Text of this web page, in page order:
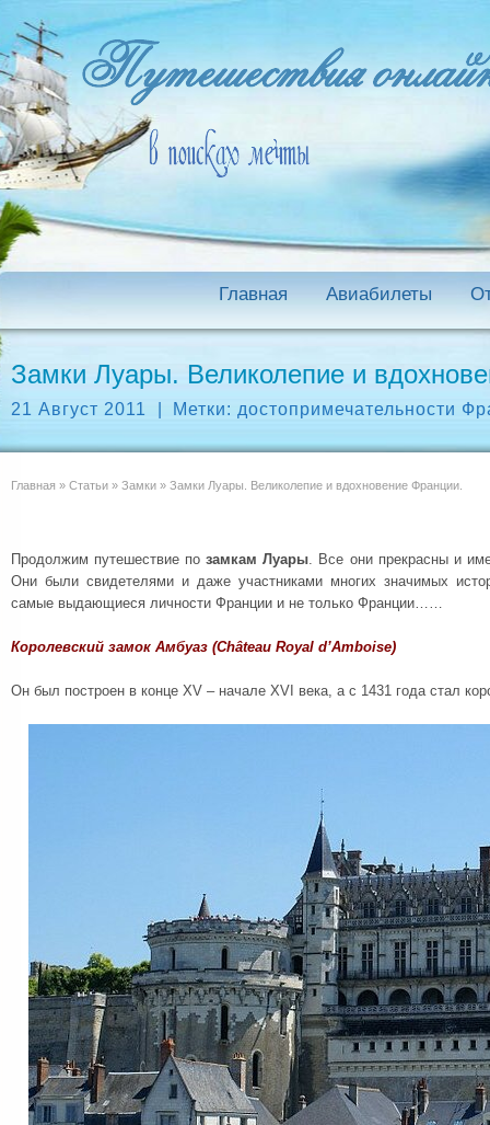
Главная Авиабилеты
Замки Луары. Великолепие и
21 Август 2011 Метки: достопримечательности
Главная » Статьи » Замки » Замки Луары. Великолепие и вдохновение Франции.
Продолжим путешествие позамкам Луары. Все они прекрасны и
Они были свидетелями и даже участниками многих значимых
самые выдающиеся личности Франции и не только Франции……
Королевский замок Амбуаз (Château Royal d’Amboise)
Он был построен в конце XV – начале XVI века, а с 1431 года стал